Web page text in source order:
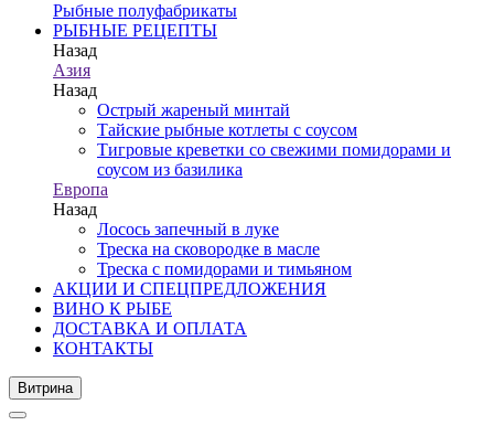
Рыбные полуфабрикаты
РЫБНЫЕ РЕЦЕПТЫ
Назад
Азия
Назад
Острый жареный минтай
Тайские рыбные котлеты с соусом
Тигровые креветки со свежими помидорами и
соусом из базилика
Европа
Назад
Лосось запечный в луке
Треска на сковородке в масле
Треска с помидорами и тимьяном
АКЦИИ И СПЕЦПРЕДЛОЖЕНИЯ
ВИНО К РЫБЕ
ДОСТАВКА И ОПЛАТА
КОНТАКТЫ
Витрина